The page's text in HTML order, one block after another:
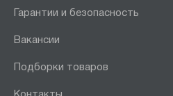
Гарантии и безопасность
Вакансии
Подборки товаров